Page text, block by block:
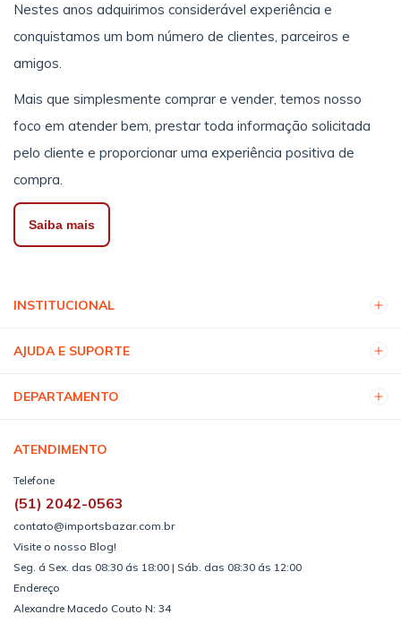
Nestes anos adquirimos considerável experiência e
conquistamos um bom número de clientes, parceiros e
amigos.
Mais que simplesmente comprar e vender, temos nosso
foco em atender bem, prestar toda informação solicitada
pelo cliente e proporcionar uma experiência positiva de
compra.
Saiba mais
INSTITUCIONAL
AJUDA E SUPORTE
DEPARTAMENTO
ATENDIMENTO
Telefone
(51) 2042-0563
contato@importsbazar.com.br
Visite o nosso Blog!
Seg. á Sex. das 08:30 ás 18:00 | Sáb. das 08:30 ás 12:00
Endereço
Alexandre Macedo Couto N: 34